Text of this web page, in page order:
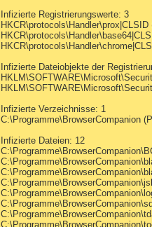
Infizierte Registrierungswerte: 3
Infizierte Dateiobjekte der
Infizierte Verzeichnisse: 1
C:\Programme\BrowserCompanion
Infizierte Dateien: 12